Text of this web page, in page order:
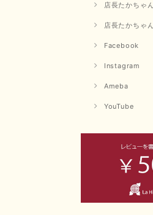
店長たかちゃ
店長たかちゃ
Facebook
Instagram
Ameba
YouTube